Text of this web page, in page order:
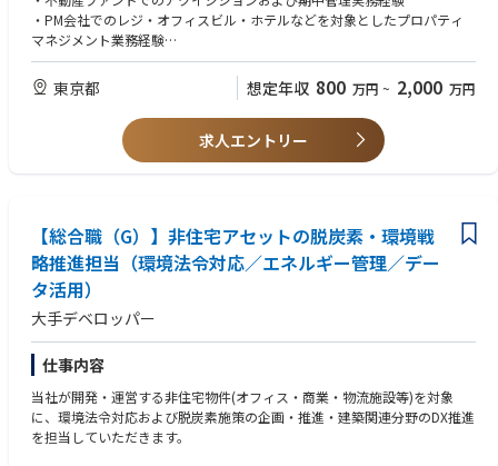
・専門性を武器に入社をされた方については専門部署のままであり、突然
専門外の他部署に異動する事は基本的にはございません。
また、他部署に興味を持った場合には異動の相談は可能です。
■働きかた
ーアドレス制のオフィス等、個性を活かして伸び伸び活躍して頂ける職場
案件に取り組む体制が整っています。
・PM会社でのレジ・オフィスビル・ホテルなどを対象としたプロパティ
マネジメント業務経験
・収益不動産の仕入れ経験、仲介業務経験
■WANT
・不動産証券化マスター/宅地建物取引士/不動産鑑定士等業務関係資格
・英語(ビジネスレベル)
■求める人物像/スキル
東京都 想定年収 800 万円 ~ 2,000 万円
求人エントリー
【総合職（G）】非住宅アセットの脱炭素・環境戦
略推進担当（環境法令対応／エネルギー管理／デー
タ活用）
大手デベロッパー
仕事内容
当社が開発・運営する非住宅物件(オフィス・商業・物流施設等)を対象
に、環境法令対応および脱炭素施策の企画・推進・建築関連分野のDX推進
を担当していただきます。